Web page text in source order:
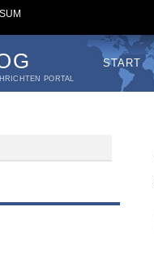
PORTAL
START